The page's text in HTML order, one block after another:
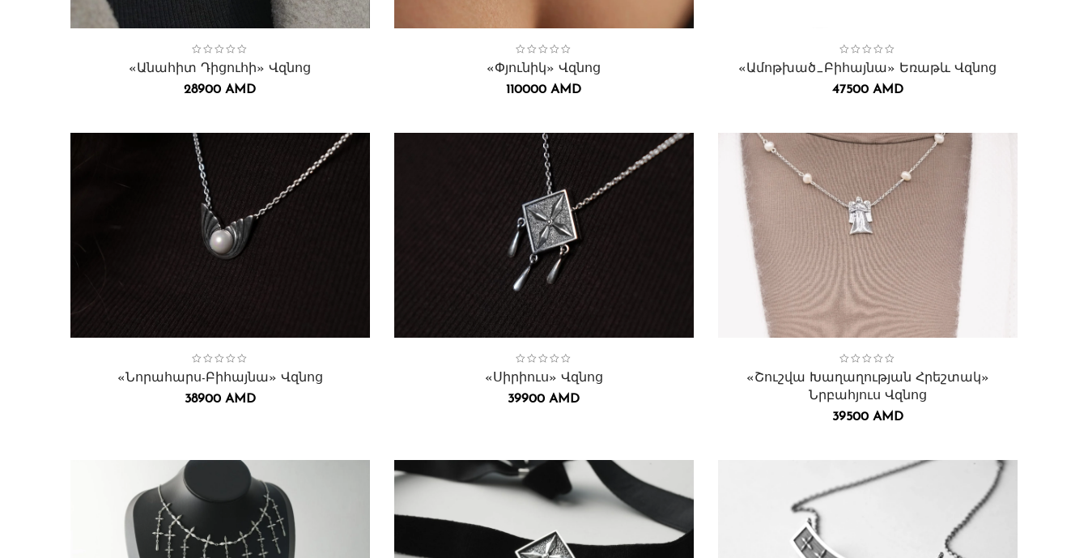
Collection:Անահիտ Դիցուհի,Վզնոցներ․
«Անահիտ Դիցուհի» Վզնոց
28900AMD
Collection:Վզնոցներ․,Փյունիկ
«Փյունիկ» Վզնոց
110000AMD
«Ամոթխած_Բիհայնա» Եռաթև Վզնոց
47500 AMD
Collection:Բիհայնա,Վզնոցներ․
«Նորահարս-Բիհայնա» Վզնոց
38900 AMD
Collection:Սիրիուս,Վզնոցներ․
«Սիրիուս» Վզնոց
39900AMD
Collection:Շուշի հրեշտակներ,Վզնոցներ․
«Շուշվա Խաղաղության Հրեշտակ»
Նրբահյուս Վզնոց
39500 AMD